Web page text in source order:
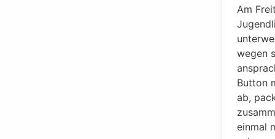
Am
wegen
Button
ab,
einmal